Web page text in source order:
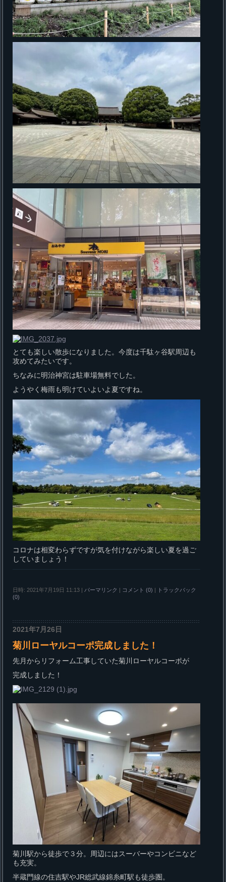
とても楽しい散歩になりました。今度は千駄ヶ谷駅周辺も
攻めてみたいです。
ちなみに明治神宮は駐車場無料でした。
ようやく梅雨も明けていよいよ夏ですね。
コロナは相変わらずですが気を付けながら楽しい夏を過ご
していましょう！
日時: 2021年7月19日 11:13 | パーマリンク | コメント (0) |
トラックバック
(0)
2021年7月26日
菊川ローヤルコーポ完成しました！
先月からリフォーム工事していた菊川ローヤルコーポが
完成しました！
菊川駅から徒歩で３分。周辺にはスーバーやコンビニなど
も充実。
半蔵門線の住吉駅やJR総武線錦糸町駅も徒歩圏。